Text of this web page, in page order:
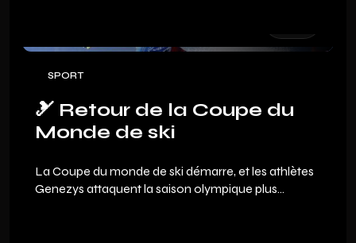
permettre de plonger au cœur de ce jeu de sport
nouvelle génération, nous t'offrons un pack de
bienvenue exclusif.
SPORT
🎿 Retour de la Coupe du
Monde de ski
La Coupe du monde de ski démarre, et les athlètes
Genezys attaquent la saison olympique plus